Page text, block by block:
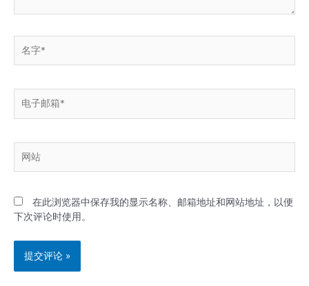
字
子
站
在此浏览器中保存我的显示名称、邮箱地址和网站地址，以便
下次评论时使用。